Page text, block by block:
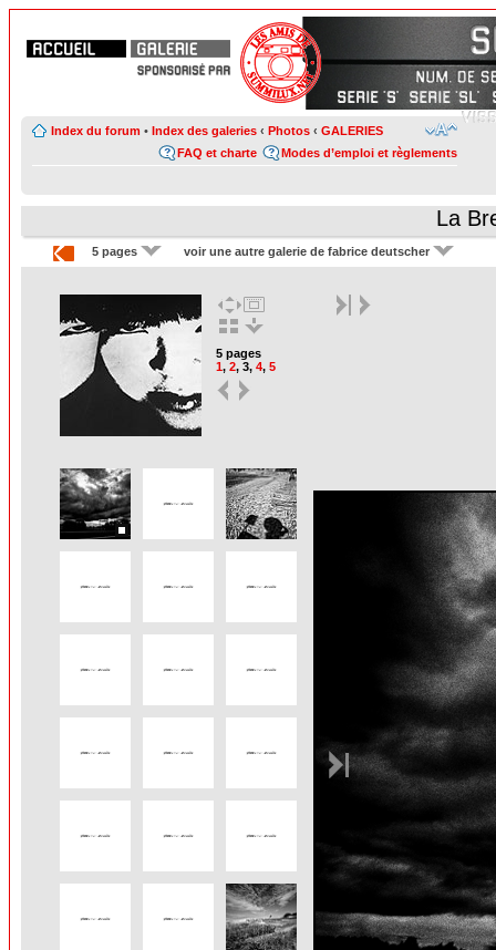
Index du forum • Index des galeries ‹ Photos ‹ GALERIES
Modes d’emploi et règlements
FAQ et charte
La
5 pages voir une autre galerie de fabrice deutscher
5 pages
1, 2, 3, 4, 5